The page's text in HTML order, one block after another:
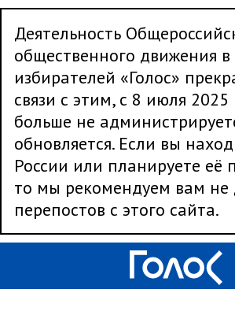
Деятельность
общественного движения
избирателей «Голос»
связи с этим, с 8 июля 2025
больше не
обновляется. Если вы
России или планируете её
то мы рекомендуем вам не
перепостов с этого сайта.